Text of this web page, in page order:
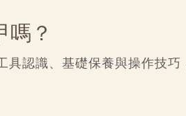
嗎？
具認識、基礎保養與操作技巧